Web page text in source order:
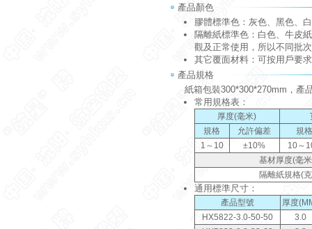
產品顏色
膠體標準色：灰色、黑色、
隔離紙標準色：白色、牛皮
觀及正常使用，所以不同批
其它覆面材料：可按用戶要
產品規格
紙箱包裝300*300*270mm，產
常用規格表：
厚度(毫米)
規格
允許偏差
規格
1～10
±10%
10～
基材厚度(毫
隔離紙規格(
通用標準尺寸：
產品型號
厚度
HX5822-3.0-50-50
3.0